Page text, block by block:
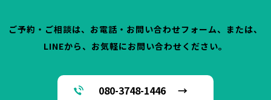
ご予約・ご相談は、お電話・お問い合わせフォーム、または、
LINEから、お気軽にお問い合わせください。
080-3748-1446 →